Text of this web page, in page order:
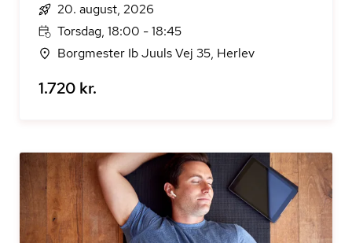
20. august, 2026
Torsdag, 18:00 - 18:45
Borgmester Ib Juuls Vej 35, Herlev
1.720 kr.